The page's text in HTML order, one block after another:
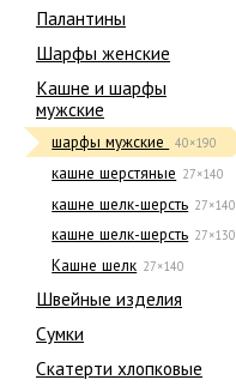
Палантины
Шарфы женские
Кашне и шарфы
мужские
шарфы мужские 40×190
кашне шерстяные 27×140
кашне шелк-шерсть 27×140
кашне шелк-шерсть 27×130
Кашне шелк 27×140
Швейные изделия
Сумки
Скатерти хлопковые